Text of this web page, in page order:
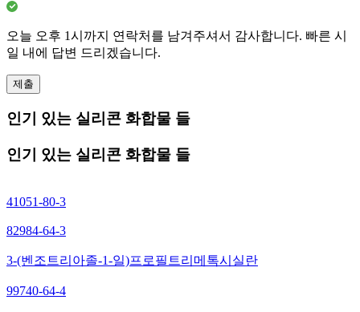
오늘 오후 1시까지 연락처를 남겨주셔서 감사합니다. 빠른 시
일 내에 답변 드리겠습니다.
제출
인기 있는 실리콘 화합물 들
인기 있는 실리콘 화합물 들
41051-80-3
82984-64-3
3-(벤조트리아졸-1-일)프로필트리메톡시실란
99740-64-4